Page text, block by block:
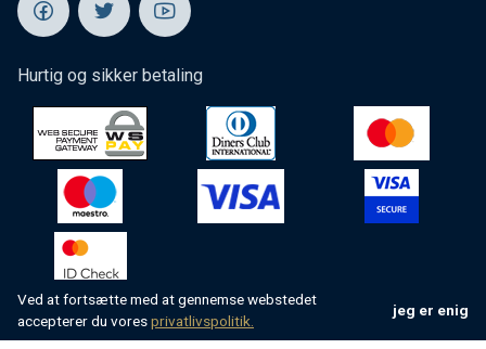
Ved at fortsætte med at gennemse webstedet
accepterer du voresprivatlivspolitik.
jeg er enig
Hurtig og sikker betaling